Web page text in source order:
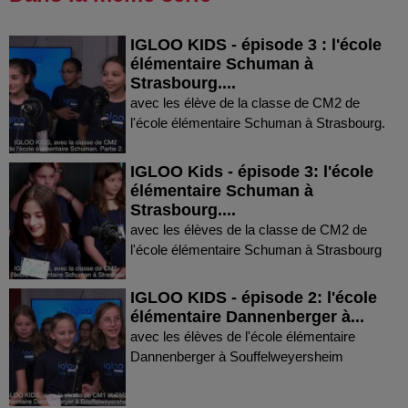
IGLOO KIDS - épisode 3 : l'école
élémentaire Schuman à
Strasbourg....
avec les élève de la classe de CM2 de
l'école élémentaire Schuman à Strasbourg.
IGLOO Kids - épisode 3: l'école
élémentaire Schuman à
Strasbourg....
avec les élèves de la classe de CM2 de
l'école élémentaire Schuman à Strasbourg
IGLOO KIDS - épisode 2: l'école
élémentaire Dannenberger à...
avec les élèves de l'école élémentaire
Dannenberger à Souffelweyersheim